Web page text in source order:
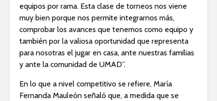
equipos por rama. Esta clase de torneos nos viene
muy bien porque nos permite integrarnos más,
comprobar los avances que tenemos como equipo y
también por la valiosa oportunidad que representa
para nosotras el jugar en casa, ante nuestras familias
y ante la comunidad de UMAD”.
En lo que a nivel competitivo se refiere, María
Fernanda Mauleón señaló que, a medida que se